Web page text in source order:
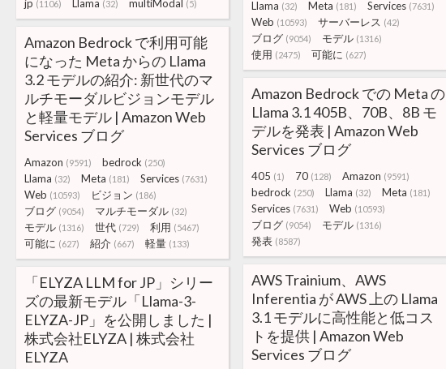
jp (1106) Llama (32) multiModal (5) Llama (32) Meta (181) Services (7631)
Web (10593) サーバーレス (42)
ブログ (9054) モデル (1316)
使用 (2475) 可能に (627)
Amazon Bedrock で利用可能
になった Meta からの Llama
3.2 モデルの紹介: 新世代のマ
ルチモーダルビジョンモデル
と軽量モデル | Amazon Web
Services ブログ
Amazon (9591) bedrock (250)
Llama (32) Meta (181) Services (7631)
Web (10593) ビジョン (186)
ブログ (9054) マルチモーダル (32)
モデル (1316) 世代 (729) 利用 (5467)
可能に (627) 紹介 (667) 軽量 (133)
Amazon Bedrock での Meta の
Llama 3.1 405B、70B、8B モ
デルを発表 | Amazon Web
Services ブログ
405 (1) 70 (128) Amazon (9591)
bedrock (250) Llama (32) Meta (181)
Services (7631) Web (10593)
ブログ (9054) モデル (1316)
発表 (8587)
AWS Trainium、AWS
Inferentia が AWS 上の Llama
3.1 モデルに高性能と低コス
トを提供 | Amazon Web
Services ブログ
「ELYZA LLM for JP」シリー
ズの最新モデル「Llama-3-
ELYZA-JP」を公開しました |
株式会社ELYZA | 株式会社
ELYZA